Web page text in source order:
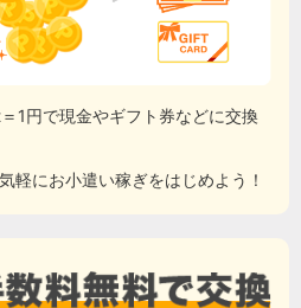
1円で現金やギフト券などに交換
軽にお小遣い稼ぎをはじめよう！